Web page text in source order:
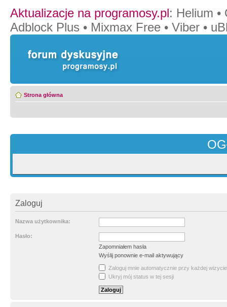
Aktualizacje na programosy.pl: Helium •
Adblock Plus • Mixmax Free • Viber •
Strona główna
Zaloguj
Nazwa użytkownika:
Hasło:
Zapomniałem hasła
Wyślij ponownie e-mail aktywujący
Zaloguj mnie automatycznie przy każdej wizycie
Ukryj mój status w tej sesji